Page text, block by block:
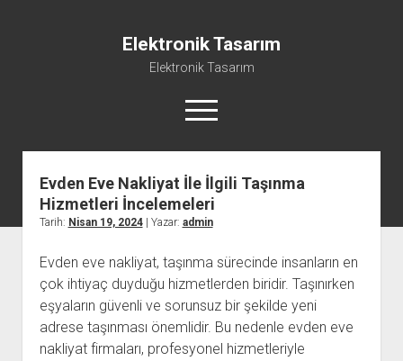
Elektronik Tasarım
Elektronik Tasarım
menüyü
aç
Instagram Gizli Hesap Görme Programsız
Liste
Sayfa Listesi
Ücretsiz Şifresiz Tiktok Takipçi Hilesi
Evden Eve Nakliyat İle İlgili Taşınma
Hizmetleri İncelemeleri
Tarih: Nisan 19, 2024| Yazar: admin
Evden eve nakliyat, taşınma sürecinde insanların en
çok ihtiyaç duyduğu hizmetlerden biridir. Taşınırken
eşyaların güvenli ve sorunsuz bir şekilde yeni
adrese taşınması önemlidir. Bu nedenle evden eve
nakliyat firmaları, profesyonel hizmetleriyle